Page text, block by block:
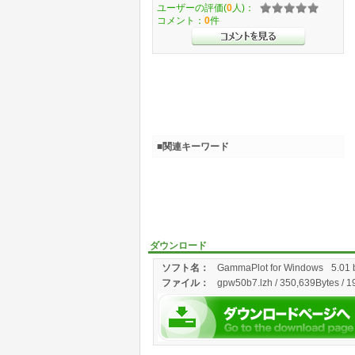
ダウンロード
ソフト名：
GammaPlot for Windows 5.01
ファイル： gpw50b7.lzh / 350,639Bytes /
ユーザーの評価(0 人)：
コメント： 0件
■関連キーワード